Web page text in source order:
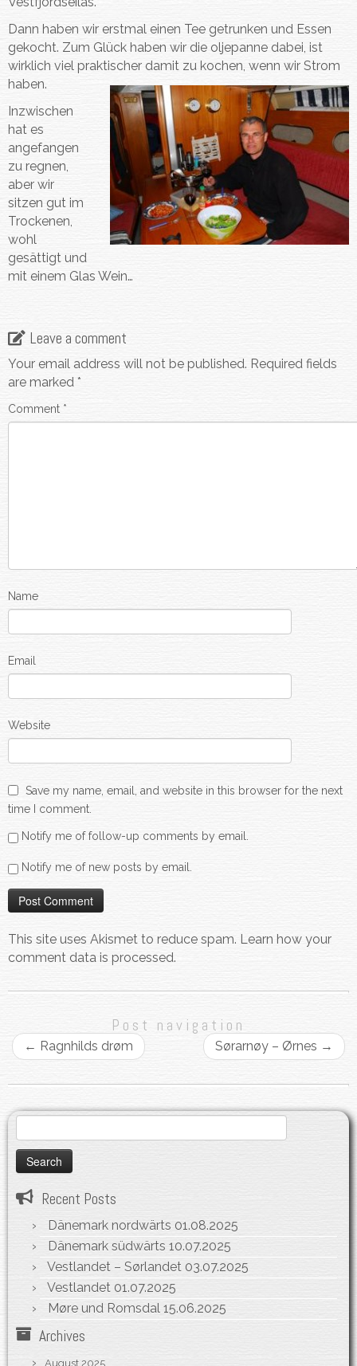
Dann haben wir erstmal einen Tee getrunken und Essen
gekocht. Zum Glück haben wir die oljepanne dabei, ist
wirklich viel praktischer damit zu kochen, wenn wir Strom
haben.
Inzwischen
hat es
angefangen
zu regnen,
aber wir
sitzen gut im
Trockenen,
wohl
gesättigt und
mit einem Glas Wein…
Leave a comment
Your email address will not be published. Required fields
are marked *
Comment *
Name
Email
Website
Save my name, email, and website in this browser for the next
time I comment.
Notify me of follow-up comments by email.
Notify me of new posts by email.
This site uses Akismet to reduce spam. Learn how your
comment data is processed.
Post navigation
← Ragnhilds drøm Sørarnøy – Ørnes →
for:
Recent Posts
Dänemark nordwärts 01.08.2025
Dänemark südwärts 10.07.2025
Vestlandet – Sørlandet 03.07.2025
Vestlandet 01.07.2025
Møre und Romsdal 15.06.2025
Archives
August 2025